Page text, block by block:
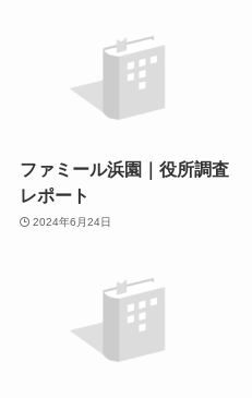
ファミール浜園｜役所調査
レポート
2024年6月24日